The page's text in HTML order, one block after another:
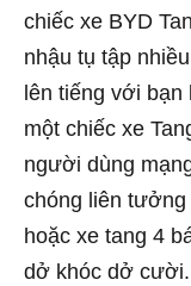
chiếc xe BYD
nhậu tụ tập
lên tiếng với
một chiếc xe
người dùng
chóng liên tưởng
hoặc xe tang 4
dở khóc dở cười.